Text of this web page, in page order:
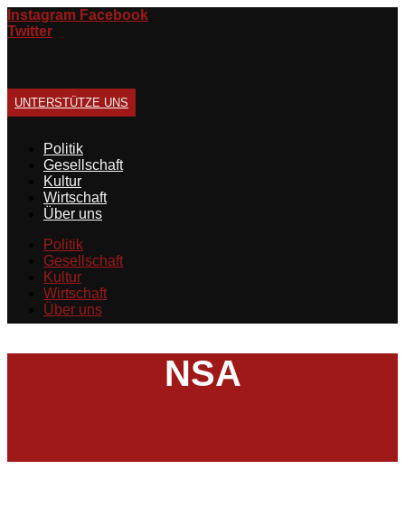
Zum
Inhalt
Instagram Facebook
Twitter
UNTERSTÜTZE UNS
Politik
Gesellschaft
Kultur
Wirtschaft
Über uns
Politik
Gesellschaft
Kultur
Wirtschaft
Über uns
NSA